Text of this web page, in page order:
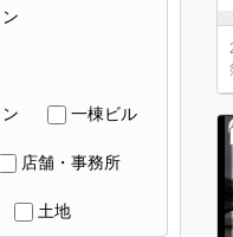
一棟ビル
店舗・事務所
土地